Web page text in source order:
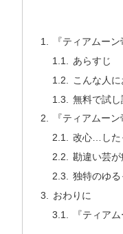
『ティアムー
あらすじ
こんな人
無料で試し
『ティアムー
改心…した
勘違い芸が
独特のゆ
おわりに
『ティア